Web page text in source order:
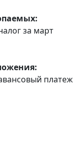
за март
платеж